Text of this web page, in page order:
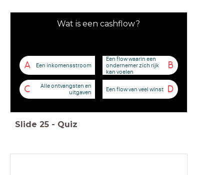
Wat is een cashflow?
A Een inkomensstroom B
Een flow waarin een
ondernemer zich rijk
kan voelen
C
Alle ontvangsten en
uitgaven
D
Een flow van veel winst
Slide 25 - Quiz